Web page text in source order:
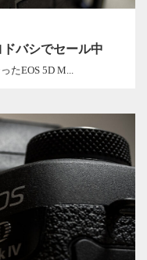
バシでセール中
たEOS 5D M...